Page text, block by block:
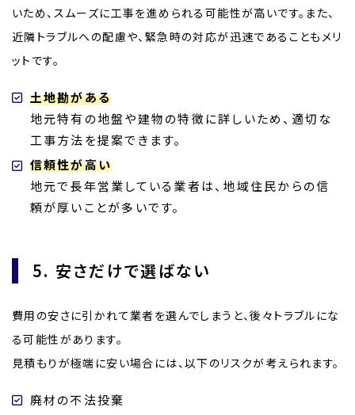
いため、スムーズに工事を進められる可能性が高いです。また、
近隣トラブルへの配慮や、緊急時の対応が迅速であることもメリ
ットです。
土地勘がある
地元特有の地盤や建物の特徴に詳しいため、適切な
工事方法を提案できます。
信頼性が高い
地元で長年営業している業者は、地域住民からの信
頼が厚いことが多いです。
5. 安さだけで選ばない
費用の安さに引かれて業者を選んでしまうと、後々トラブルにな
る可能性があります。
見積もりが極端に安い場合には、以下のリスクが考えられます。
廃材の不法投棄